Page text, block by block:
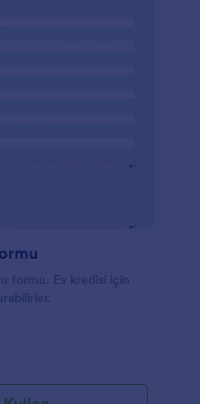
formu. Ev kredisi için